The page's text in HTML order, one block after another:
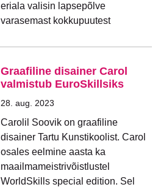
eriala valisin lapsepõlve
varasemast kokkupuutest
Graafiline disainer Carol
valmistub EuroSkillsiks
28. aug. 2023
Carolil Soovik on graafiline
disainer Tartu Kunstikoolist. Carol
osales eelmine aasta ka
maailmameistrivõistlustel
WorldSkills special edition. Sel